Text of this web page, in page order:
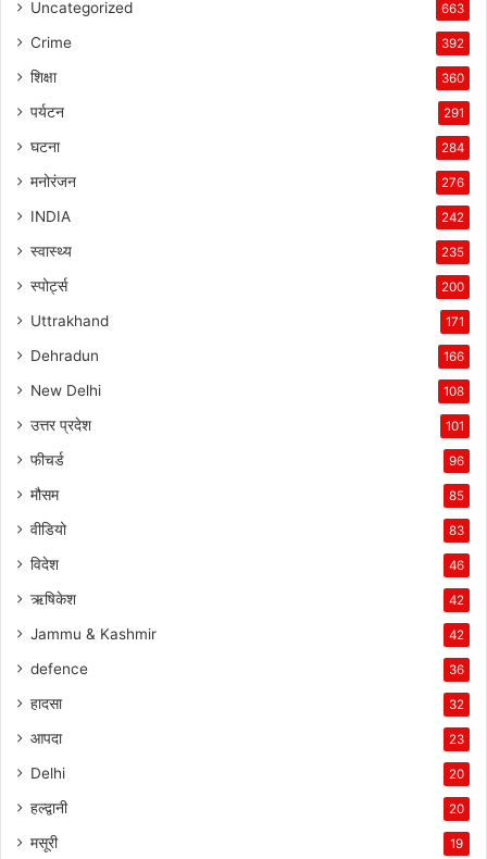
Uncategorized 663
Crime 392
शिक्षा 360
पर्यटन 291
घटना 284
मनोरंजन 276
INDIA 242
स्वास्थ्य 235
स्पोर्ट्स 200
Uttrakhand 171
Dehradun 166
New Delhi 108
उत्तर प्रदेश 101
फीचर्ड 96
मौसम 85
वीडियो 83
विदेश 46
ऋषिकेश 42
Jammu & Kashmir 42
defence 36
हादसा 32
आपदा 23
Delhi 20
हल्द्वानी 20
मसूरी 19